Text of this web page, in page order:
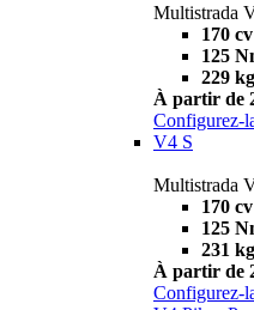
Multistrada
170 cv
125
229 kg
À partir de
Configurez-
V4 S
Multistrada
170 cv
125
231 kg
À partir de
Configurez-